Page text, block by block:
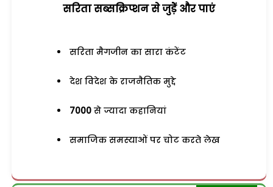
सरिता सब्सक्रिप्शन से जुड़ेें और पाएं
सरिता मैगजीन का सारा कंटेंट
देश विदेश के राजनैतिक मुद्दे
7000 से ज्यादा कहानियां
समाजिक समस्याओं पर चोट करते लेख